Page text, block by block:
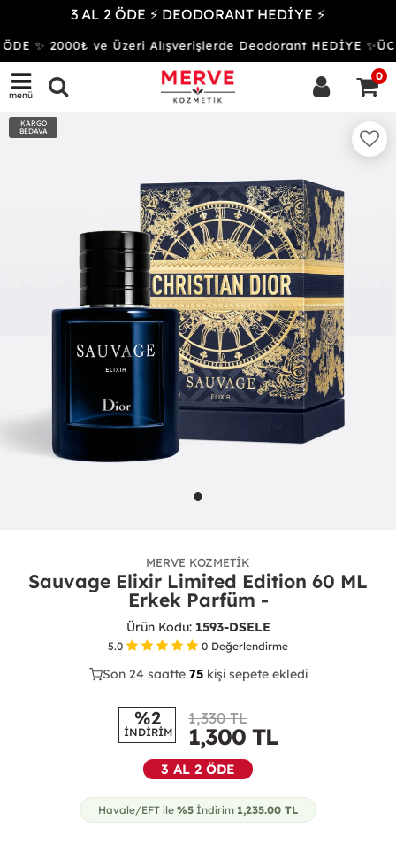
3 AL 2 ÖDE ⚡ DEODORANT HEDİYE ⚡
✨ 2000₺ ve Üzeri Alışverişlerde Deodorant HEDİYE
menü
0
KARGO
BEDAVA
MERVE KOZMETIK
Sauvage Elixir Limited Edition 60 ML
Erkek Parfüm -
Ürün Kodu: 1593-DSELE
5.0 0 Değerlendirme
41
Son 24 saatte 75 kişi sepete ekledi
30
%2
İNDİRİM
1,330 TL
1,300 TL
3 AL 2 ÖDE
Havale/EFT ile %5 İndirim 1,235.00 TL